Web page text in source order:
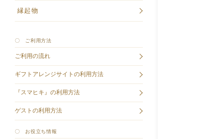
縁起物
〇 ご利用方法
ご利用の流れ
ギフトアレンジサイトの利用方法
『スマヒキ』の利用方法
ゲストの利用方法
〇 お役立ち情報